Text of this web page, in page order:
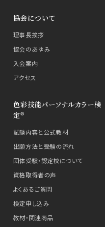
協会について
理事長挨拶
協会のあゆみ
入会案内
アクセス
色彩技能パーソナルカラー検
定®
試験内容と公式教材
出願方法と受験の流れ
団体受験・認定校について
資格取得者の声
よくあるご質問
検定申し込み
教材・関連商品